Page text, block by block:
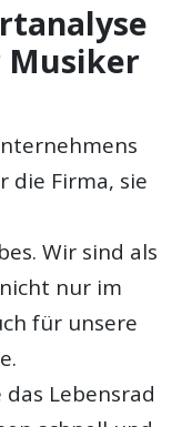
Musiker
die Firma, sie
Wir sind als
nur im
für unsere
Lebensrad